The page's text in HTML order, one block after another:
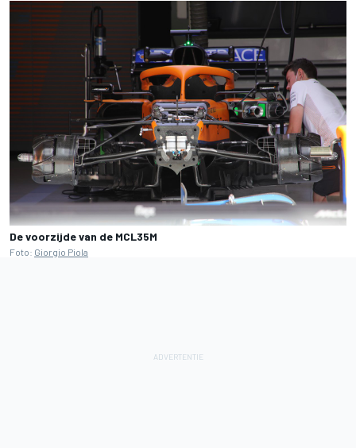
De voorzijde van de MCL35M
Foto: Giorgio Piola